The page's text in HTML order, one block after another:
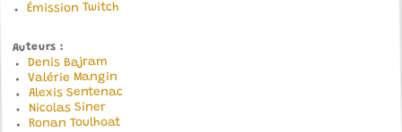
Émission Twitch
Auteurs
Denis Bajram
Valérie Mangin
Alexis Sentenac
Nicolas Siner
Ronan Toulhoat